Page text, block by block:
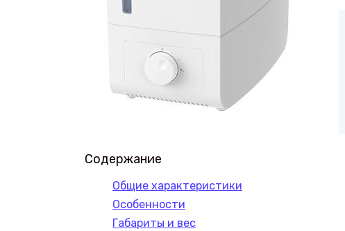
Содержание
Общие характеристики
Особенности
Габариты и вес